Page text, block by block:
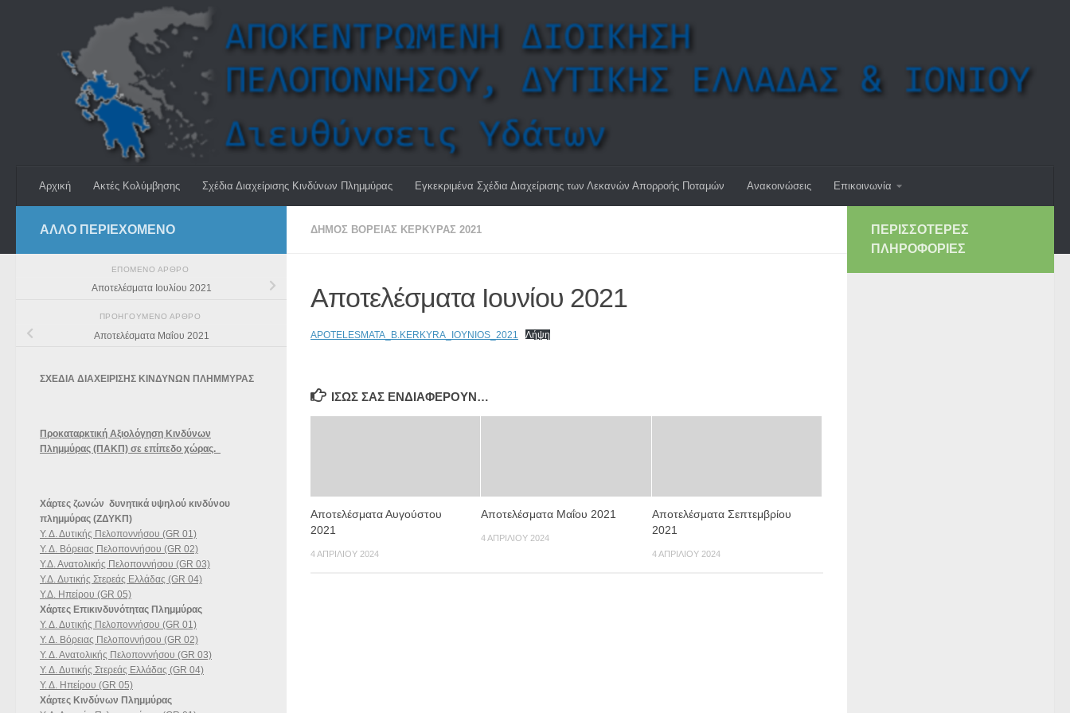
Αρχική Ακτές Κολύμβησης Σχέδια Διαχείρισης Κινδύνων Πλημμύρας Εγκεκριμένα Σχέδια Διαχείρισης των Λεκανών Απορροής Ποταμών Ανακοινώσεις Επικοινωνία
ΔΉΜΟΣ ΒΌΡΕΙΑΣ ΚΈΡΚΥΡΑΣ 2021
Αποτελέσματα Ιουνίου 2021
APOTELESMATA_B.KERKYRA_IOYNIOS_2021 Λήψη
ΊΣΩΣ ΣΑΣ ΕΝΔΙΑΦΈΡΟΥΝ…
Αποτελέσματα Αυγούστου
2021
4 ΑΠΡΙΛΊΟΥ 2024
Αποτελέσματα Μαΐου 2021
4 ΑΠΡΙΛΊΟΥ 2024
Αποτελέσματα Σεπτεμβρίου
2021
4 ΑΠΡΙΛΊΟΥ 2024
ΆΛΛΟ ΠΕΡΙΕΧΟΜΕΝΟ
ΕΠΌΜΕΝΟ ΆΡΘΡΟ
Αποτελέσματα Ιουλίου 2021
ΠΡΟΗΓΟΎΜΕΝΟ ΆΡΘΡΟ
Αποτελέσματα Μαΐου 2021
ΣΧΕΔΙΑ ΔΙΑΧΕΙΡΙΣΗΣ ΚΙΝΔΥΝΩΝ ΠΛΗΜΜΥΡΑΣ
Προκαταρκτική Αξιολόγηση Κινδύνων
Πλημμύρας (ΠΑΚΠ) σε επίπεδο χώρας.
Χάρτες ζωνών δυνητικά υψηλού κινδύνου
πλημμύρας (ΖΔΥΚΠ)
Υ. Δ. Δυτικής Πελοποννήσου (GR 01)
Υ. Δ. Βόρειας Πελοποννήσου (GR 02)
Υ.Δ. Ανατολικής Πελοποννήσου (GR 03)
Υ.Δ. Δυτικής Στερεάς Ελλάδας (GR 04)
Υ.Δ. Ηπείρου (GR 05)
Χάρτες Επικινδυνότητας Πλημμύρας
Υ. Δ. Δυτικής Πελοποννήσου (GR 01)
Υ. Δ. Βόρειας Πελοποννήσου (GR 02)
Υ. Δ. Ανατολικής Πελοποννήσου (GR 03)
Υ. Δ. Δυτικής Στερεάς Ελλάδας (GR 04)
Υ. Δ. Ηπείρου (GR 05)
Χάρτες Κινδύνων Πλημμύρας
ΠΕΡΙΣΣΌΤΕΡΕΣ
ΠΛΗΡΟΦΟΡΊΕΣ